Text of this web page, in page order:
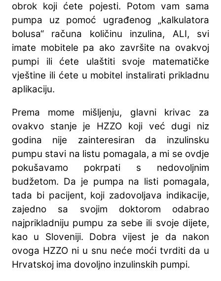
obrok koji ćete pojesti. Potom vam sama
pumpa uz pomoć ugrađenog „kalkulatora
bolusa“ računa količinu inzulina, ALI, svi
imate mobitele pa ako završite na ovakvoj
pumpi ili ćete ulaštiti svoje matematičke
vještine ili ćete u mobitel instalirati prikladnu
aplikaciju.
Prema mome mišljenju, glavni krivac za
ovakvo stanje je HZZO koji već dugi niz
godina nije zainteresiran da inzulinsku
pumpu stavi na listu pomagala, a mi se ovdje
pokušavamo pokrpati s nedovoljnim
budžetom. Da je pumpa na listi pomagala,
tada bi pacijent, koji zadovoljava indikacije,
zajedno sa svojim doktorom odabrao
najprikladniju pumpu za sebe ili svoje dijete,
kao u Sloveniji. Dobra vijest je da nakon
ovoga HZZO ni u snu neće moći tvrditi da u
Hrvatskoj ima dovoljno inzulinskih pumpi.